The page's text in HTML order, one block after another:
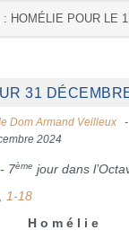
: HOMÉLIE POUR LE
31
Dom Armand Veilleux
2024
7ème jour dans
1-18
H o m é l i e